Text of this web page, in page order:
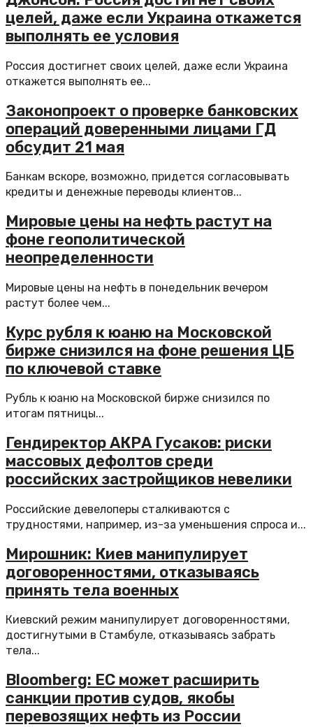
целей, даже если Украина откажется
выполнять ее условия
Россия достигнет своих целей, даже если Украина
откажется выполнять ее...
Законопроект о проверке банковских
операций доверенными лицами ГД
обсудит 21 мая
Банкам вскоре, возможно, придется согласовывать
кредиты и денежные переводы клиентов...
Мировые цены на нефть растут на
фоне геополитической
неопределенности
Мировые цены на нефть в понедельник вечером
растут более чем...
Курс рубля к юаню на Московской
бирже снизился на фоне решения ЦБ
по ключевой ставке
Рубль к юаню на Московской бирже снизился по
итогам пятницы...
Гендиректор АКРА Гусаков: риски
массовых дефолтов среди
российских застройщиков невелики
Российские девелоперы сталкиваются с
трудностями, например, из-за уменьшения спроса и...
Мирошник: Киев манипулирует
договоренностями, отказываясь
принять тела военных
Киевский режим манипулирует договоренностями,
достигнутыми в Стамбуле, отказываясь забрать
тела...
Bloomberg: ЕС может расширить
санкции против судов, якобы
перевозящих нефть из России